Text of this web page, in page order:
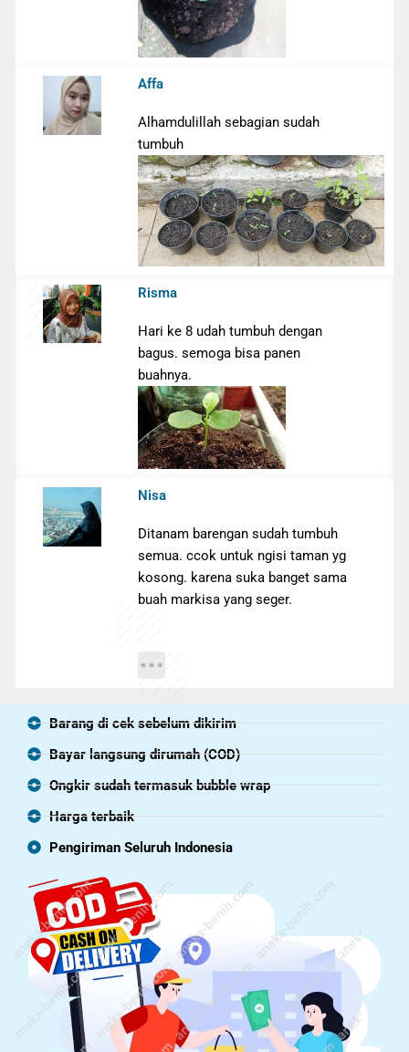
Affa
Alhamdulillah sebagian sudah
tumbuh
Risma
Hari ke 8 udah tumbuh dengan
bagus. semoga bisa panen
buahnya.
Nisa
Ditanam barengan sudah tumbuh
semua. ccok untuk ngisi taman yg
kosong. karena suka banget sama
buah markisa yang seger.
Barang di cek sebelum dikirim
Bayar langsung dirumah (COD)
Ongkir sudah termasuk bubble wrap
Harga terbaik
Pengiriman Seluruh Indonesia